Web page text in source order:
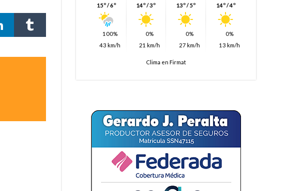
15º / 6º
100%
43 km/h
14º / 3º
0%
21 km/h
13º / 5º
0%
27 km/h
14º / 4º
0%
13 km/h
Clima en Firmat